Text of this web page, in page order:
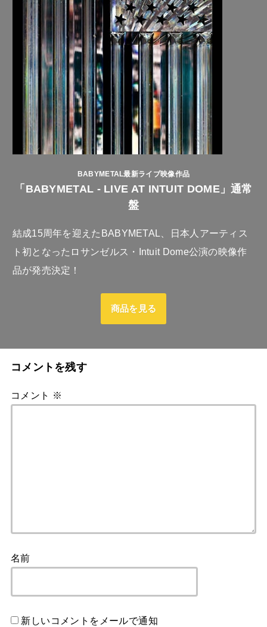
BABYMETAL最新ライブ映像作品
「BABYMETAL - LIVE AT INTUIT DOME」通常
盤
結成15周年を迎えたBABYMETAL、日本人アーティス
ト初となったロサンゼルス・Intuit Dome公演の映像作
品が発売決定！
商品を見る
コメントを残す
コメント ※
名前
新しいコメントをメールで通知